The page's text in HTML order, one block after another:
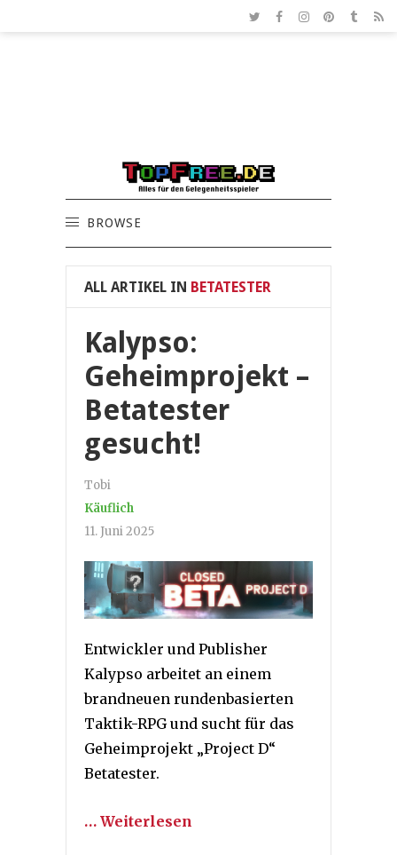
BROWSE
ALL ARTIKEL IN BETATESTER
Kalypso:
Geheimprojekt –
Betatester
gesucht!
Tobi
Käuflich
11. Juni 2025
Entwickler und Publisher
Kalypso arbeitet an einem
brandneuen rundenbasierten
Taktik-RPG und sucht für das
Geheimprojekt „Project D“
Betatester.
… Weiterlesen